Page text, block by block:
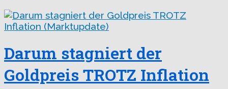
Darum stagniert der
Goldpreis TROTZ Inflation